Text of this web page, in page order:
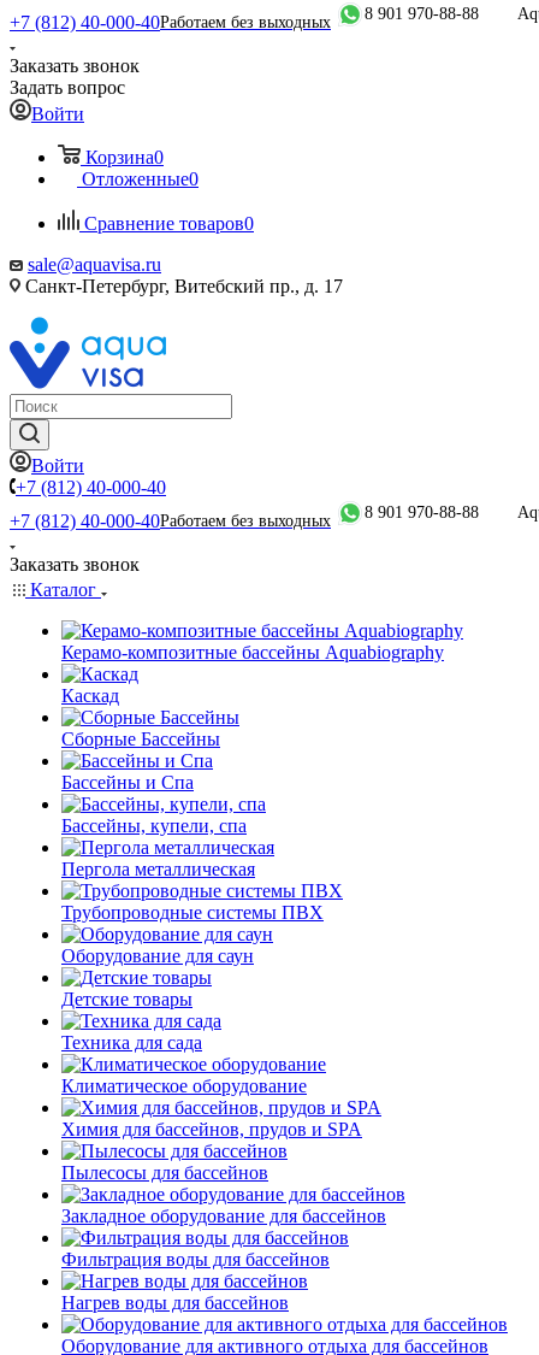
+7 (812) 40-000-40Работаем без выходных 8 901 970-88-88
Заказать звонок
Задать вопрос
Войти
Корзина0
Отложенные0
Сравнение товаров0
sale@aquavisa.ru
Санкт-Петербург, Витебский пр., д. 17
Войти
+7 (812) 40-000-40
+7 (812) 40-000-40Работаем без выходных 8 901 970-88-88
Заказать звонок
Каталог
Керамо-композитные бассейны Aquabiography
Каскад
Сборные Бассейны
Бассейны и Спа
Бассейны, купели, спа
Пергола металлическая
Трубопроводные системы ПВХ
Оборудование для саун
Детские товары
Техника для сада
Климатическое оборудование
Химия для бассейнов, прудов и SPA
Пылесосы для бассейнов
Закладное оборудование для бассейнов
Фильтрация воды для бассейнов
Нагрев воды для бассейнов
Оборудование для активного отдыха для бассейнов